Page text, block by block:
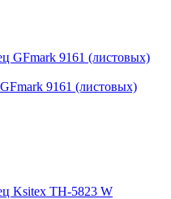
9161 (листовых)